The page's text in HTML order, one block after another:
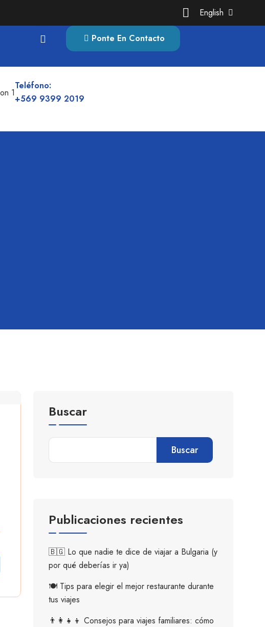
English
Ponte En Contacto
Teléfono:
+569 9399 2019
Buscar
Buscar
Publicaciones recientes
🇧🇬 Lo que nadie te dice de viajar a Bulgaria (y
por qué deberías ir ya)
🍽️ Tips para elegir el mejor restaurante durante
tus viajes
👨‍👩‍👧‍👦 Consejos para viajes familiares: cómo